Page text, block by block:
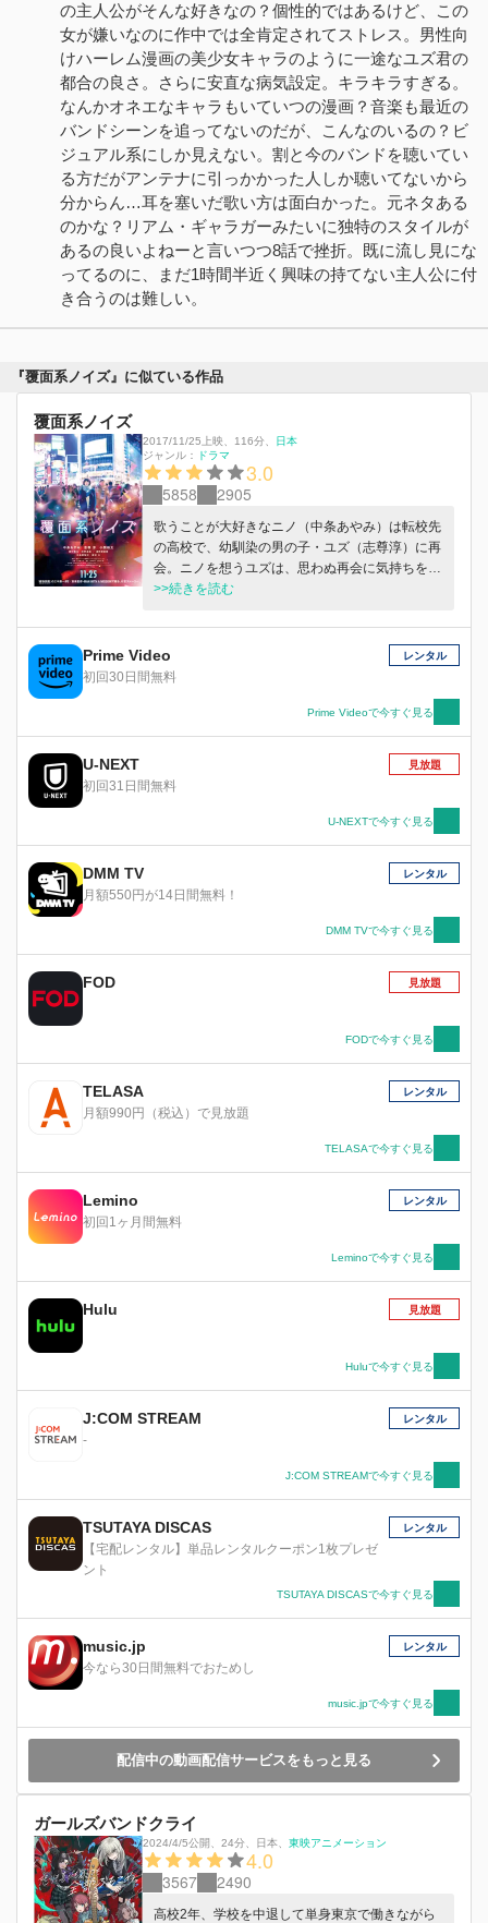
の主人公がそんな好きなの？個性的ではあるけど、この
女が嫌いなのに作中では全肯定されてストレス。男性向
けハーレム漫画の美少女キャラのように一途なユズ君の
都合の良さ。さらに安直な病気設定。キラキラすぎる。
なんかオネエなキャラもいていつの漫画？音楽も最近の
バンドシーンを追ってないのだが、こんなのいるの？ビ
ジュアル系にしか見えない。割と今のバンドを聴いてい
る方だがアンテナに引っかかった人しか聴いてないから
分からん…耳を塞いだ歌い方は面白かった。元ネタある
のかな？リアム・ギャラガーみたいに独特のスタイルが
あるの良いよねーと言いつつ8話で挫折。既に流し見にな
ってるのに、まだ1時間半近く興味の持てない主人公に付
き合うのは難しい。
『覆面系ノイズ』に似ている作品
覆面系ノイズ
2017/11/25上映 116分
日本
ジャンル：
ドラマ
3.0
5858 2905
歌うことが大好きなニノ（中条あやみ）は転校先
の高校で、幼馴染の男の子・ユズ（志尊淳）に再
会。ニノを想うユズは、思わぬ再会に気持ちを募
らせるが、ニノは幼いころに離れ離れになった幼
た。モモに歌声を届けるため、練習を重ねるニノ
は、とあるオーディション会場でモモと再会！
が、モモからは冷たい一言が。そんな時、ユズの
ことになったニノ。それぞれの恋する気持ちが交
差する中でニノが気づく本当に大切なひとと
>>続きを読む
Prime Video
初回30日間無料
レンタル
Prime Videoで今すぐ見る
U-NEXT
初回31日間無料
見放題
U-NEXTで今すぐ見る
DMM TV
月額550円が14日間無料！
レンタル
DMM TVで今すぐ見る
FOD 見放題
FODで今すぐ見る
TELASA
月額990円（税込）で見放題
レンタル
TELASAで今すぐ見る
Lemino
初回1ヶ月間無料
レンタル
Leminoで今すぐ見る
Hulu 見放題
Huluで今すぐ見る
J:COM STREAM
-
レンタル
J:COM STREAMで今すぐ見る
TSUTAYA DISCAS
【宅配レンタル】単品レンタルクーポン1枚プレゼ
ント
レンタル
TSUTAYA DISCASで今すぐ見る
music.jp
今なら30日間無料でおためし
レンタル
music.jpで今すぐ見る
配信中の動画配信サービスをもっと見る
ガールズバンドクライ
2024/4/5公開 24分 日本 東映アニメーション
4.0
3567 2490
高校2年、学校を中退して単身東京で働きながら